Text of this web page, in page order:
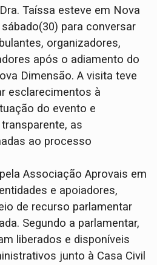
Taíssa esteve em Nova
para conversar
organizadores,
após o adiamento do
Dimensão. A visita teve
esclarecimentos à
do evento e
as
ao processo
Associação Aprovais em
e apoiadores,
de recurso parlamentar
Segundo a parlamentar,
liberados e disponíveis
junto à Casa Civil